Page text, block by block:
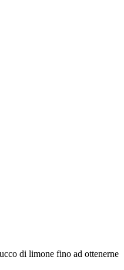
di limone fino ad ottenerne